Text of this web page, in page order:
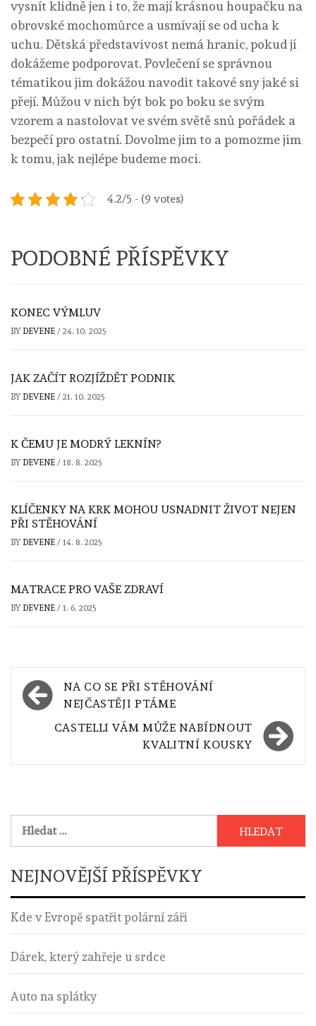
vysnít klidně jen i to, že mají krásnou houpačku na
obrovské mochomůrce a usmívají se od ucha k
uchu. Dětská představivost nemá hranic, pokud jí
dokážeme podporovat. Povlečení se správnou
tématikou jim dokážou navodit takové sny jaké si
přejí. Můžou v nich být bok po boku se svým
vzorem a nastolovat ve svém světě snů pořádek a
bezpečí pro ostatní. Dovolme jim to a pomozme jim
k tomu, jak nejlépe budeme moci.
4.2/5 - (9 votes)
PODOBNÉ PŘÍSPĚVKY
KONEC VÝMLUV
BY DEVENE / 24. 10. 2025
JAK ZAČÍT ROZJÍŽDĚT PODNIK
BY DEVENE / 21. 10. 2025
K ČEMU JE MODRÝ LEKNÍN?
BY DEVENE / 18. 8. 2025
KLÍČENKY NA KRK MOHOU USNADNIT ŽIVOT NEJEN
PŘI STĚHOVÁNÍ
BY DEVENE / 14. 8. 2025
MATRACE PRO VAŠE ZDRAVÍ
BY DEVENE / 1. 6. 2025
Navigace
pro
příspěvek
NA CO SE PŘI STĚHOVÁNÍ
NEJČASTĚJI PTÁME
CASTELLI VÁM MŮŽE NABÍDNOUT
KVALITNÍ KOUSKY
Vyhledávání
NEJNOVĚJŠÍ PŘÍSPĚVKY
Kde v Evropě spatřit polární záři
Dárek, který zahřeje u srdce
Auto na splátky